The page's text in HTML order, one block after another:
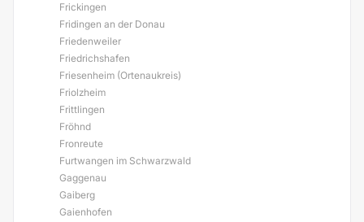
Frickingen
Fridingen an der Donau
Friedenweiler
Friedrichshafen
Friesenheim (Ortenaukreis)
Friolzheim
Frittlingen
Fröhnd
Fronreute
Furtwangen im Schwarzwald
Gaggenau
Gaiberg
Gaienhofen